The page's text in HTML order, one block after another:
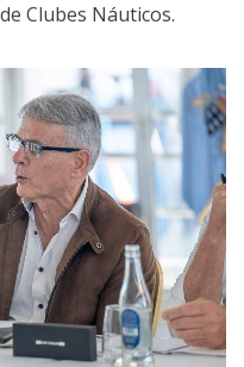
Clubes Náuticos.